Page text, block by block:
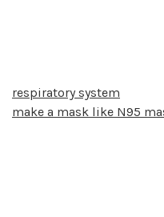
respiratory system
make a mask like N95